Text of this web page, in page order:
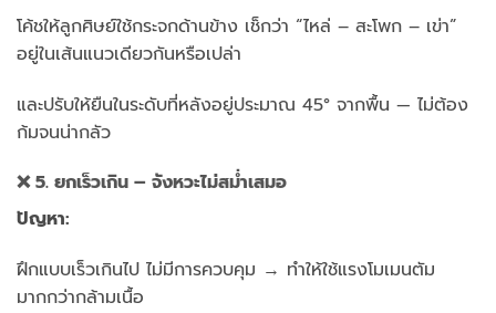
โค้ชให้ลูกศิษย์ใช้กระจกด้านข้าง เช็กว่า “ไหล่ – สะโพก – เข่า”
อยู่ในเส้นแนวเดียวกันหรือเปล่า
และปรับให้ยืนในระดับที่หลังอยู่ประมาณ 45° จากพื้น — ไม่ต้อง
ก้มจนน่ากลัว
❌ 5. ยกเร็วเกิน – จังหวะไม่สม่ำเสมอ
ปัญหา:
ฝึกแบบเร็วเกินไป ไม่มีการควบคุม → ทำให้ใช้แรงโมเมนตัม
มากกว่ากล้ามเนื้อ